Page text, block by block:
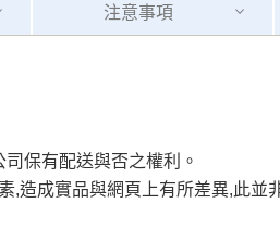
注意事項
保有配送與否之權利。
,造成實品與網頁上有所差異,此並
發前來電或到「官方Line客服」來
低至高排列 只顯示附上圖片